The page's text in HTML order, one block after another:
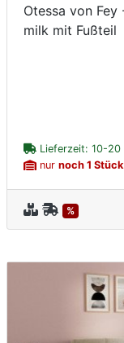
Otessa von
milk mit Fußteil
Lieferzeit: 10-20
nur noch 1 Stück
%